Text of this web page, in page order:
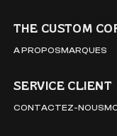
THE CUSTOM
A PROPOSMARQUES
SERVICE CLIENT
CONTACTEZ-NOUS